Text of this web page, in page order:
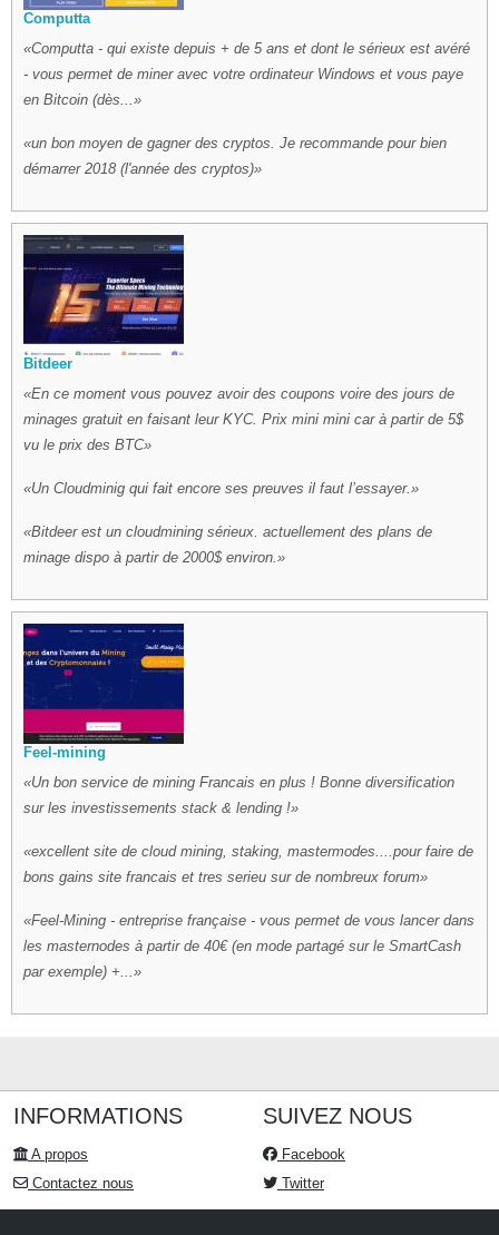
Computta
Computta - qui existe depuis + de 5 ans et dont le sérieux est avéré
- vous permet de miner avec votre ordinateur Windows et vous paye
en Bitcoin (dès...
un bon moyen de gagner des cryptos. Je recommande pour bien
démarrer 2018 (l'année des cryptos)
Bitdeer
En ce moment vous pouvez avoir des coupons voire des jours de
minages gratuit en faisant leur KYC. Prix mini mini car à partir de 5$
vu le prix des BTC
Un Cloudminig qui fait encore ses preuves il faut l’essayer.
Bitdeer est un cloudmining sérieux. actuellement des plans de
minage dispo à partir de 2000$ environ.
Feel-mining
Un bon service de mining Francais en plus ! Bonne diversification
sur les investissements stack & lending !
excellent site de cloud mining, staking, mastermodes....pour faire de
bons gains site francais et tres serieu sur de nombreux forum
Feel-Mining - entreprise française - vous permet de vous lancer dans
les masternodes à partir de 40€ (en mode partagé sur le SmartCash
par exemple) +...
INFORMATIONS
A propos
Contactez nous
SUIVEZ NOUS
Facebook
Twitter